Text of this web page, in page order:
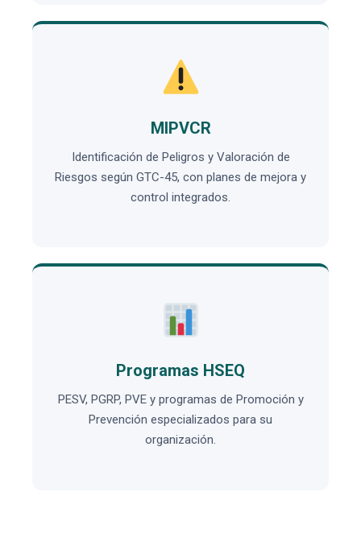
MIPVCR
Identificación de Peligros y Valoración de
Riesgos según GTC-45, con planes de mejora y
control integrados.
Programas HSEQ
PESV, PGRP, PVE y programas de Promoción y
Prevención especializados para su
organización.